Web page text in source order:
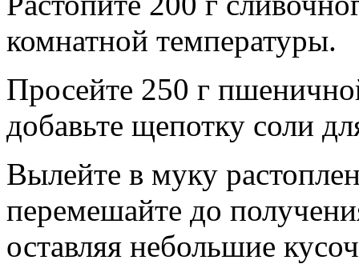
комнатной температуры.
Просейте 250 г
добавьте щепотку соли
Вылейте в муку
перемешайте до
оставляя небольшие